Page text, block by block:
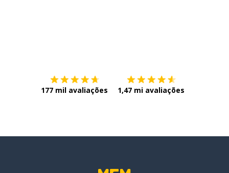
177 mil avaliações 1,47 mi avaliações